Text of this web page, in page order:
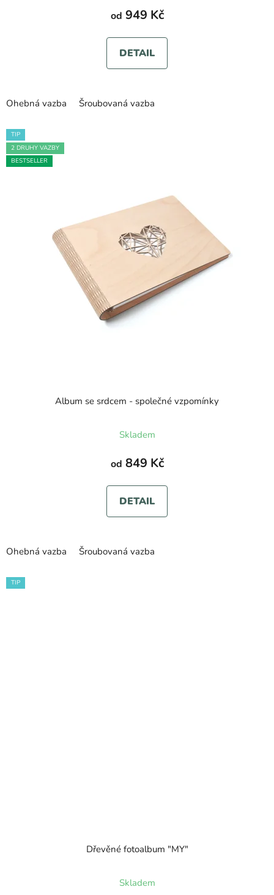
produktu
je
5,0
z
5
od 949 Kč
DETAIL
Ohebná vazba Šroubovaná vazba
TIP
2 DRUHY VAZBY
BESTSELLER
Album se srdcem - společné vzpomínky
hodnocení
produktu
je
5,0
z
5
Skladem
od 849 Kč
DETAIL
Ohebná vazba Šroubovaná vazba
TIP
Dřevěné fotoalbum "MY"
Skladem